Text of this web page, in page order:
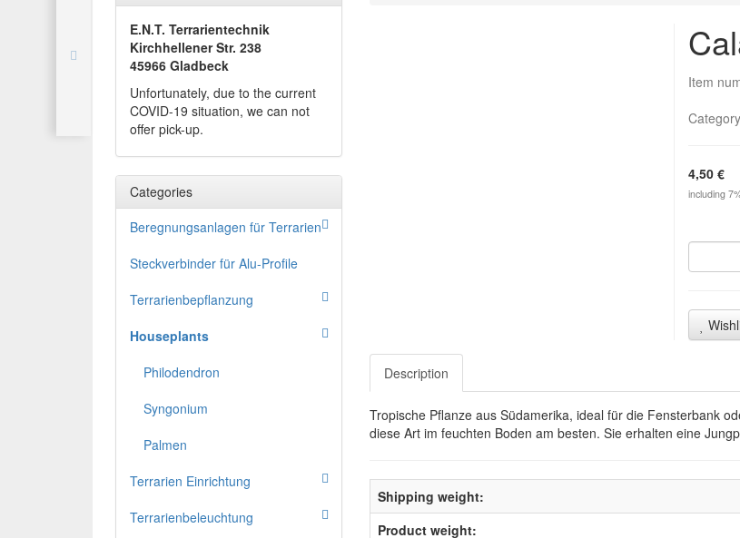
Item
4,50 €
including
Description
Tropische Pflanze aus Südamerika, ideal für die Fensterbank
diese Art im feuchten Boden am besten. Sie erhalten eine
Shipping weight:
Product weight:
E.N.T. Terrarientechnik
Kirchhellener Str. 238
45966 Gladbeck
Unfortunately, due to the current
COVID-19 situation, we can not
offer pick-up.
Categories
Beregnungsanlagen für Terrarien
Steckverbinder für Alu-Profile
Terrarienbepflanzung
Houseplants
Philodendron
Syngonium
Palmen
Terrarien Einrichtung
Terrarienbeleuchtung